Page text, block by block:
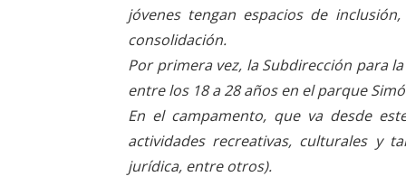
jóvenes tengan espacios de
consolidación.
Por primera vez, la Subdirección para
entre los 18 a 28 años en el parque
En el campamento, que va desde
actividades recreativas, culturales y
jurídica, entre otros).